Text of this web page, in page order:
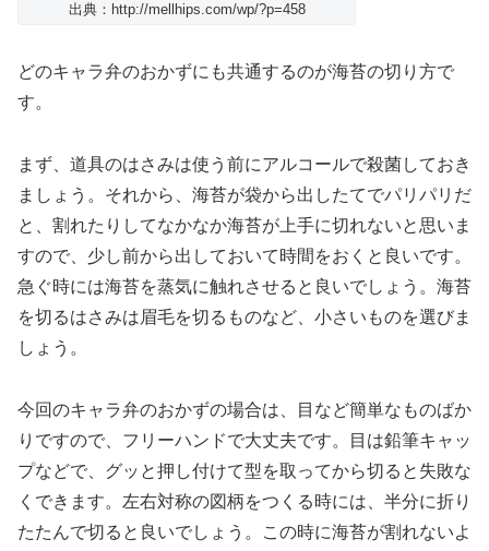
出典：http://mellhips.com/wp/?p=458
どのキャラ弁のおかずにも共通するのが海苔の切り方で
す。
まず、道具のはさみは使う前にアルコールで殺菌しておき
ましょう。それから、海苔が袋から出したてでパリパリだ
と、割れたりしてなかなか海苔が上手に切れないと思いま
すので、少し前から出しておいて時間をおくと良いです。
急ぐ時には海苔を蒸気に触れさせると良いでしょう。海苔
を切るはさみは眉毛を切るものなど、小さいものを選びま
しょう。
今回のキャラ弁のおかずの場合は、目など簡単なものばか
りですので、フリーハンドで大丈夫です。目は鉛筆キャッ
プなどで、グッと押し付けて型を取ってから切ると失敗な
くできます。左右対称の図柄をつくる時には、半分に折り
たたんで切ると良いでしょう。この時に海苔が割れないよ